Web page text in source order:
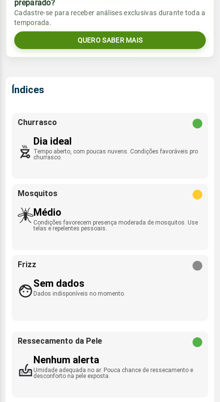
Umidade do ar
52% 80%
Rajada de vento
Sol
09:54h às 22:59h
Lua
Chuva
0.0mm
Umidade do ar
Vento
WSW - 11km/h
Rajada de vento
Sol
preparado?
Cadastre-se para receber análises exclusivas durante toda a
temporada.
QUERO SABER MAIS
Índices
Churrasco
Dia ideal
Tempo aberto, com poucas nuvens. Condições favoráveis pro
churrasco.
Mosquitos
Médio
Condições favorecem presença moderada de mosquitos. Use
telas e repelentes pessoais.
Frizz
Sem dados
Dados indisponíveis no momento.
Ressecamento da Pele
Nenhum alerta
Umidade adequada no ar. Pouca chance de ressecamento e
desconforto na pele exposta.